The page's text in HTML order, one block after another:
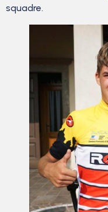
squadre.